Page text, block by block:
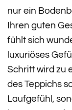
nur ein
Ihren guten
fühlt sich
luxuriöses
Schritt wird zu
des Teppichs
Laufgefühl,